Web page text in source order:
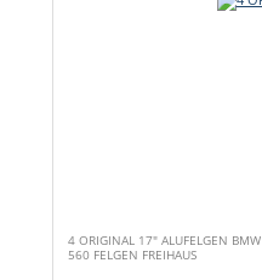
4 ORIGINAL 17" ALUFELGEN
560 FELGEN FREIHAUS